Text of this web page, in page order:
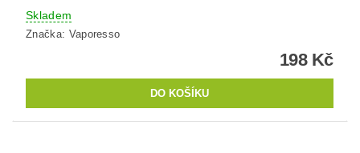
Skladem
Značka: Vaporesso
198 Kč